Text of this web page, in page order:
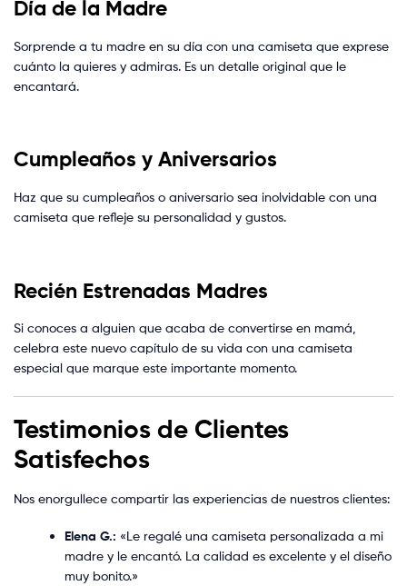
Día de la Madre
Sorprende a tu madre en su día con una camiseta que exprese
cuánto la quieres y admiras. Es un detalle original que le
encantará.
Cumpleaños y Aniversarios
Haz que su cumpleaños o aniversario sea inolvidable con una
camiseta que refleje su personalidad y gustos.
Recién Estrenadas Madres
Si conoces a alguien que acaba de convertirse en mamá,
celebra este nuevo capítulo de su vida con una camiseta
especial que marque este importante momento.
Testimonios de Clientes
Satisfechos
Nos enorgullece compartir las experiencias de nuestros clientes:
Elena G.: «Le regalé una camiseta personalizada a mi
madre y le encantó. La calidad es excelente y el diseño
muy bonito.»